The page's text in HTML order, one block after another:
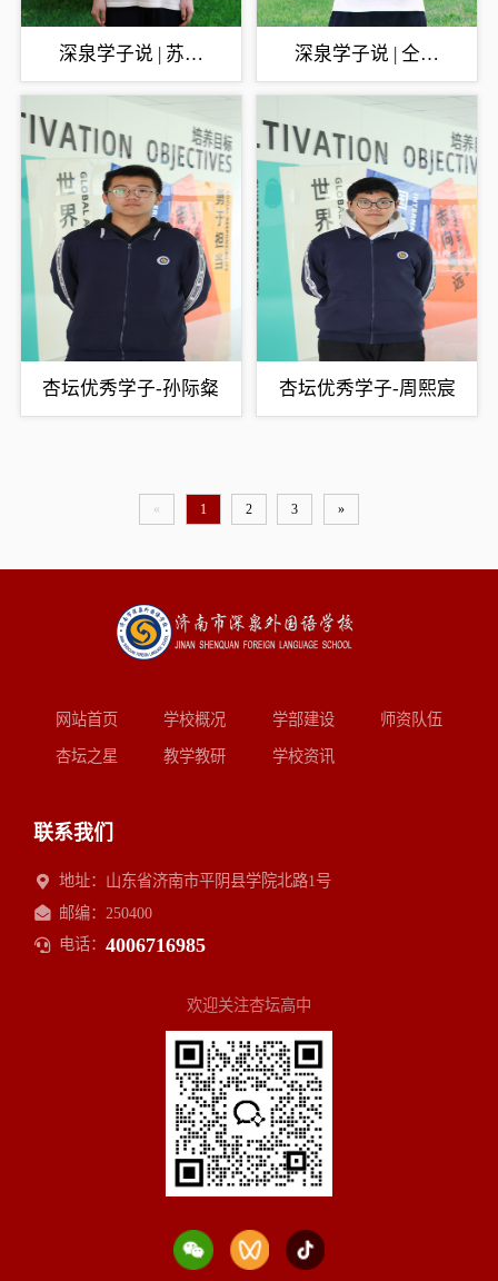
深泉学子说 | 苏树
林：每个乘风仗剑的
梦，都能和如愿以偿
相拥
深泉学子说 | 仝铭
熙：意气少年，行以
“掷”远
杏坛优秀学子-孙际粲 杏坛优秀学子-周熙宸
« 1 2 3 »
网站首页 学校概况 学部建设 师资队伍
杏坛之星 教学教研 学校资讯
联系我们
地址：山东省济南市平阴县学院北路1号
邮编：250400
电话： 4006716985
欢迎关注杏坛高中